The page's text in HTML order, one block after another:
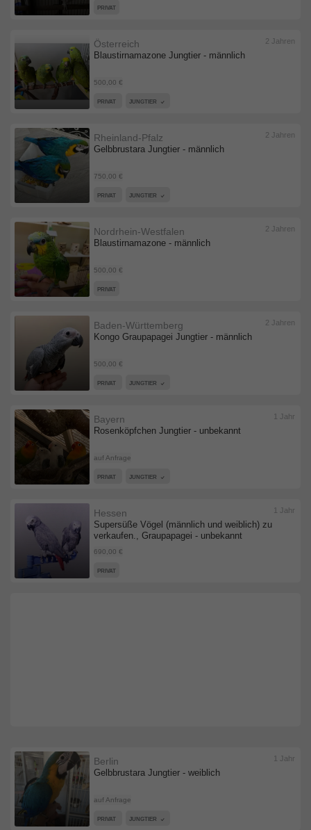
PRIVAT
Blaustirnamazone Jungtier - männlich
Österreich
500,00 €
2 Jahren
PRIVAT JUNGTIER
Gelbbrustara Jungtier - männlich
Rheinland-Pfalz
750,00 €
2 Jahren
PRIVAT JUNGTIER
Blaustirnamazone - männlich
Nordrhein-Westfalen
500,00 €
2 Jahren
PRIVAT
Kongo Graupapagei Jungtier - männlich
Baden-Württemberg
500,00 €
2 Jahren
PRIVAT JUNGTIER
Rosenköpfchen Jungtier - unbekannt
Bayern
auf Anfrage
1 Jahr
PRIVAT JUNGTIER
Supersüße Vögel (männlich und weiblich) zu
verkaufen., Graupapagei - unbekannt
Hessen
690,00 €
1 Jahr
PRIVAT
Gelbbrustara Jungtier - weiblich
Berlin
auf Anfrage
1 Jahr
PRIVAT JUNGTIER